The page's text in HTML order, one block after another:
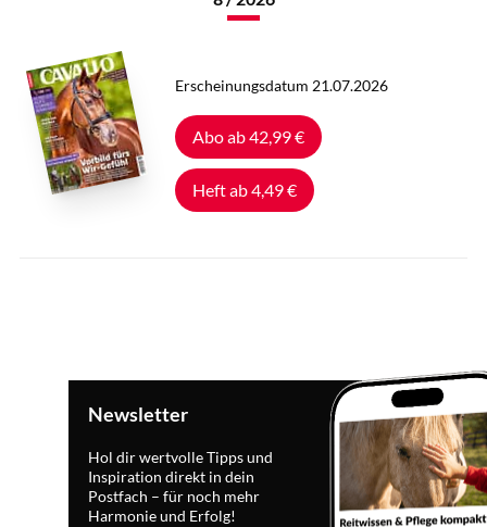
Erscheinungsdatum 21.07.2026
Abo ab 42,99 €
Heft ab 4,49 €
Newsletter
Hol dir wertvolle Tipps und
Inspiration direkt in dein
Postfach – für noch mehr
Harmonie und Erfolg!